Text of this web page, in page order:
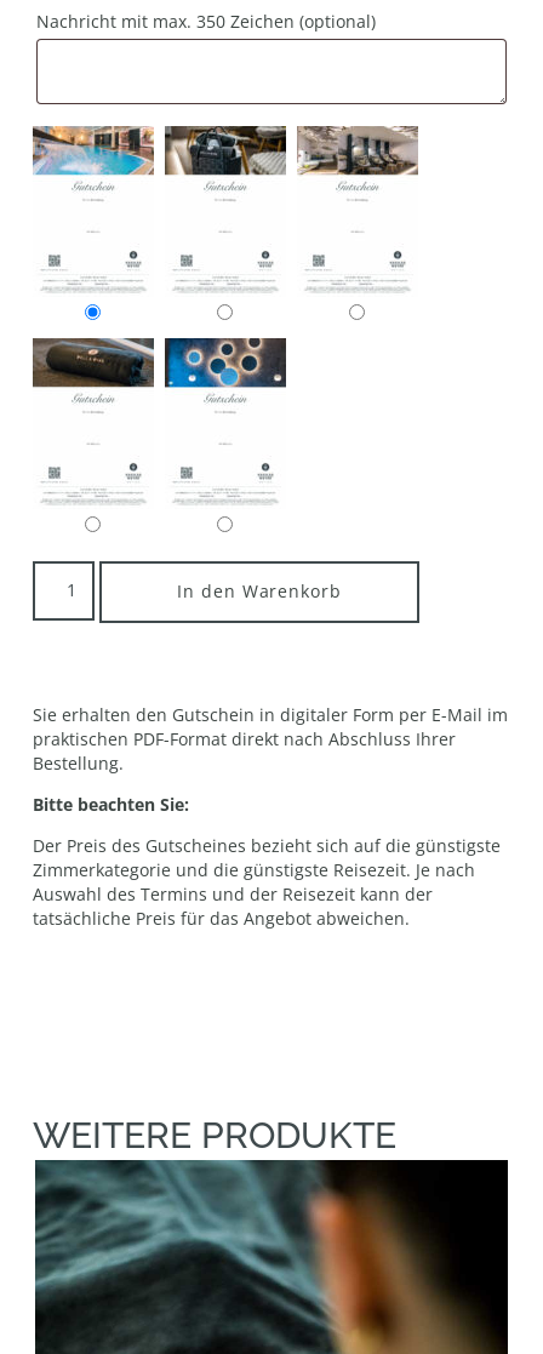
Nachricht mit max. 350 Zeichen (optional)
In den Warenkorb
Sie erhalten den Gutschein in digitaler Form per E-Mail im
praktischen PDF-Format direkt nach Abschluss Ihrer
Bestellung.
Bitte beachten Sie:
Der Preis des Gutscheines bezieht sich auf die günstigste
Zimmerkategorie und die günstigste Reisezeit. Je nach
Auswahl des Termins und der Reisezeit kann der
tatsächliche Preis für das Angebot abweichen.
WEITERE PRODUKTE